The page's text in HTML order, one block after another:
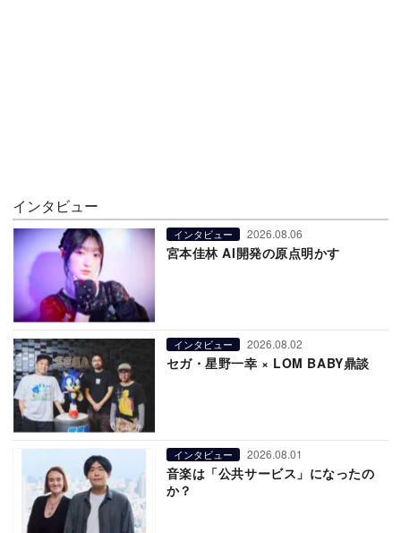
インタビュー
インタビュー 2026.08.06
宮本佳林 AI開発の原点明かす
インタビュー 2026.08.02
セガ・星野一幸 × LOM BABY鼎談
インタビュー 2026.08.01
音楽は「公共サービス」になったの
か？